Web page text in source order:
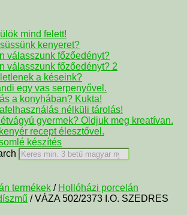
mind felett!
kenyeret?
válasszunk főzőedényt?
válasszunk főzőedényt? 2
a késeink?
egy vas serpenyővel.
a konyhában? Kukta!
nélküli tárolás!
gyermek? Oldjuk meg kreatívan.
recept élesztővel.
készítés
termékek / Hollóházi porcelán
/ VÁZA 502/2373 I.O. SZEDRES